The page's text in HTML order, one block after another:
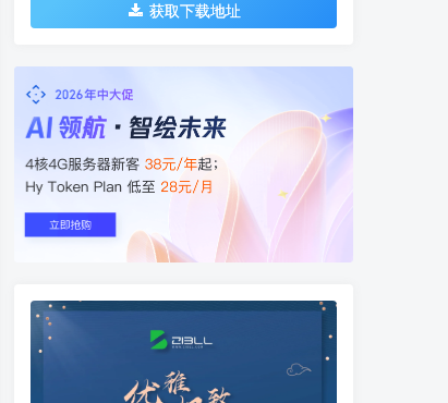
获取下载地址